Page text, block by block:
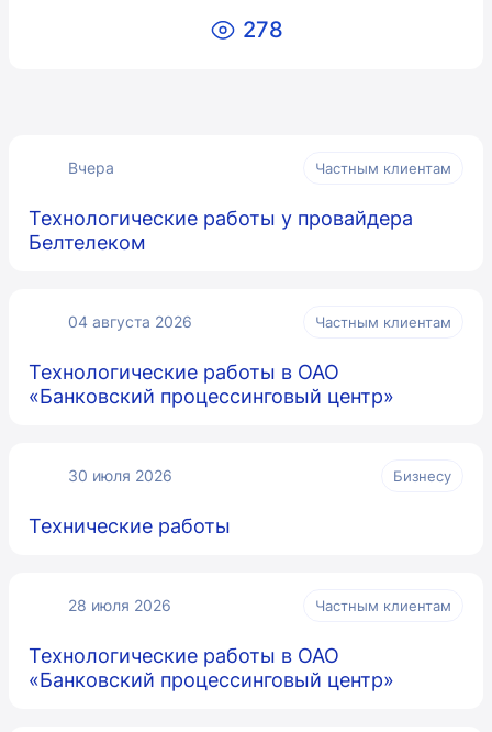
278
Вчера Частным клиентам
Технологические работы у провайдера
Белтелеком
04 августа 2026 Частным клиентам
Технологические работы в ОАО
«Банковский процессинговый центр»
30 июля 2026 Бизнесу
Технические работы
28 июля 2026 Частным клиентам
Технологические работы в ОАО
«Банковский процессинговый центр»